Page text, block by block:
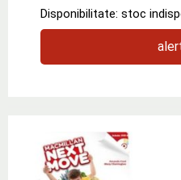
Disponibilitate: stoc